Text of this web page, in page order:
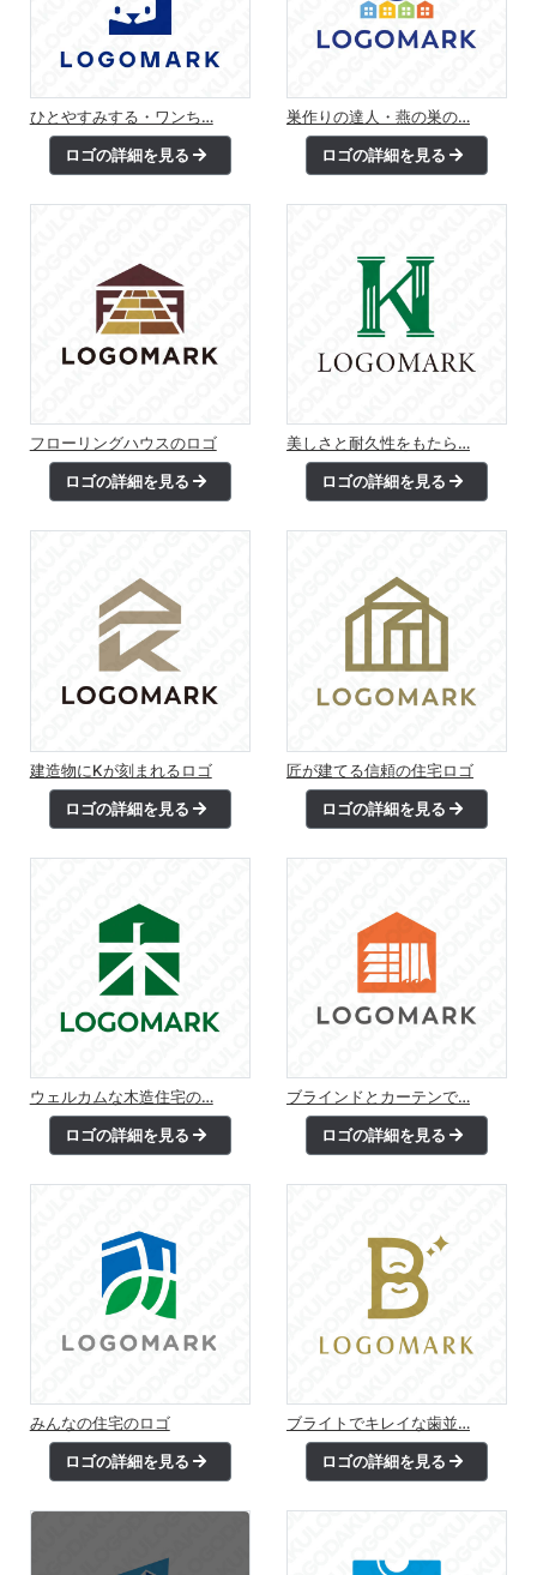
ひとやすみする・ワンち…
ロゴの詳細を見る
巣作りの達人・燕の巣の…
ロゴの詳細を見る
フローリングハウスのロゴ
ロゴの詳細を見る
美しさと耐久性をもたら…
ロゴの詳細を見る
建造物にKが刻まれるロゴ
ロゴの詳細を見る
匠が建てる信頼の住宅ロゴ
ロゴの詳細を見る
ウェルカムな木造住宅の…
ロゴの詳細を見る
ブラインドとカーテンで…
ロゴの詳細を見る
みんなの住宅のロゴ
ロゴの詳細を見る
ブライトでキレイな歯並…
ロゴの詳細を見る